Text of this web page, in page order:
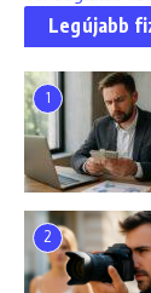
Legújabb
1
2